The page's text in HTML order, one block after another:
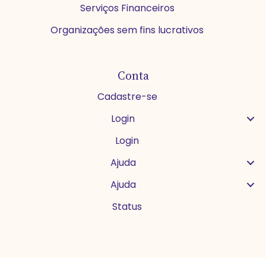
Serviços Financeiros
Organizações sem fins lucrativos
Conta
Cadastre-se
Login
Login
Ajuda
Ajuda
Status